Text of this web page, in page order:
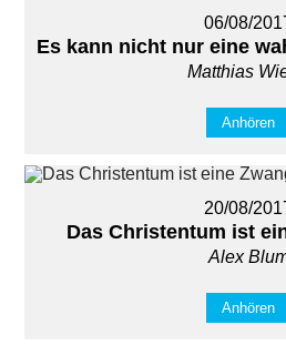
06/08/
Es kann nicht nur eine
Matthias
Anhören
20/08/
Das Christentum ist
Alex
Anhören